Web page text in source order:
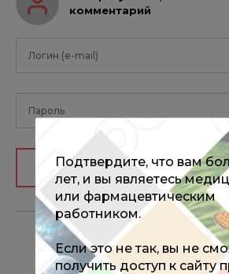
комментарий
Авторизоваться
Подтвердите, что вам
лет, и вы являетесь
или фармацевтическим
работником.
Если это не так, вы не
получить доступ к сайту